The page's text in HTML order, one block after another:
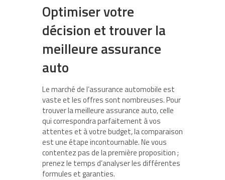
Optimiser votre
décision et trouver la
meilleure assurance
auto
Le marché de l’assurance automobile est
vaste et les offres sont nombreuses. Pour
trouver la meilleure assurance auto, celle
qui correspondra parfaitement à vos
attentes et à votre budget, la comparaison
est une étape incontournable. Ne vous
contentez pas de la première proposition ;
prenez le temps d’analyser les différentes
formules et garanties.